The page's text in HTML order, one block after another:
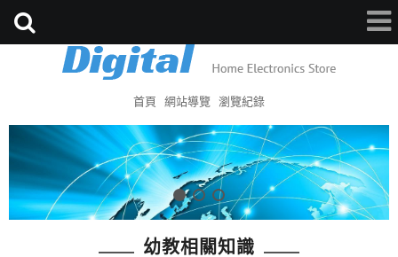
首頁 網站導覽 瀏覽紀錄
幼教相關知識